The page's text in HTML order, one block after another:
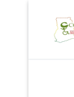
content